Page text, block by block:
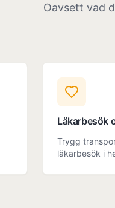
Oavsett vad
Läkarbesök
Trygg
läkarbesök i